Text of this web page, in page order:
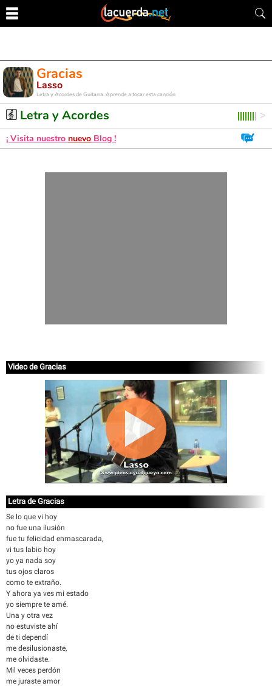
Gracias
Lasso
Letra y Acordes de Guitarra. Aprende a tocar esta canción
Letra y Acordes
¡ Visita nuestro nuevo Blog !
Video de Gracias
Letra de Gracias
Se lo que vi hoy
no fue una ilusión
fue tu felicidad enmascarada,
vi tus labio hoy
yo ya nada soy
tus ojos claros
como te extraño.
Y ahora ya ves mi estado
yo siempre te amé.
Una y otra vez
no estuviste ahí
de ti dependí
me desilusionaste,
me olvidaste.
Mil veces perdón
me juraste amor